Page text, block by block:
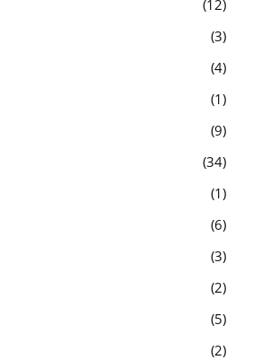
12
3
4
1
9
34
1
6
3
2
5
2